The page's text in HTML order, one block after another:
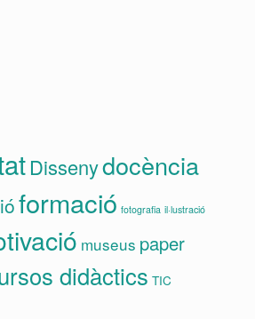
Dissenydocència
formació fotografia il·lustració
museus paper
didàctics TIC